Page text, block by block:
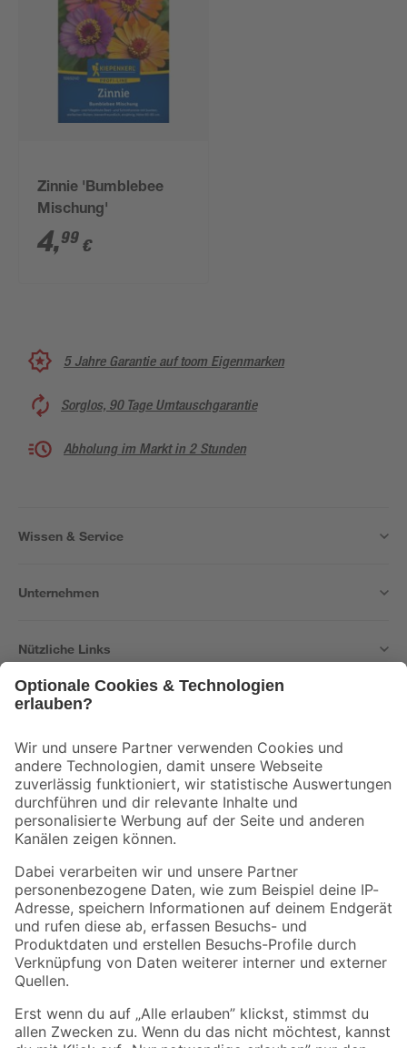
Zinnie 'Bumblebee
Mischung'
4,99 €
5 Jahre Garantie auf toom Eigenmarken
Sorglos, 90 Tage Umtauschgarantie
Abholung im Markt in 2 Stunden
Wissen & Service
Unternehmen
Nützliche Links
Der toom Newsletter: Keine Angebote und Aktionen mehr verpassen!
Zur Newsletter Anmeldung
Folge uns
Zahlungsarten Versandarten
Sicher einkaufen